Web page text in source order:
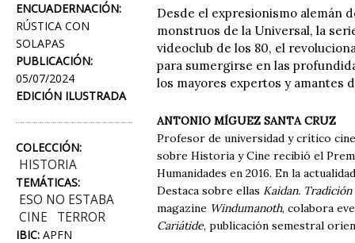
ENCUADERNACIÓN:
RÚSTICA CON
SOLAPAS
PUBLICACIÓN:
05/07/2024
EDICIÓN ILUSTRADA
COLECCIÓN:
HISTORIA
TEMÁTICAS:
ESO NO ESTABA
CINE
TERROR
IBIC: APFN
Desde el expresionismo alemán
monstruos de la Universal, la
videoclub de los 80, el
para sumergirse en las
los mayores expertos y amantes
ANTONIO MÍGUEZ SANTA CRUZ
Profesor de universidad y crítico
sobre Historia y Cine recibió el
Humanidades en 2016. En la
Destaca sobre ellas Kaidan.
magazine Windumanoth, colabora
Cariátide, publicación semestral